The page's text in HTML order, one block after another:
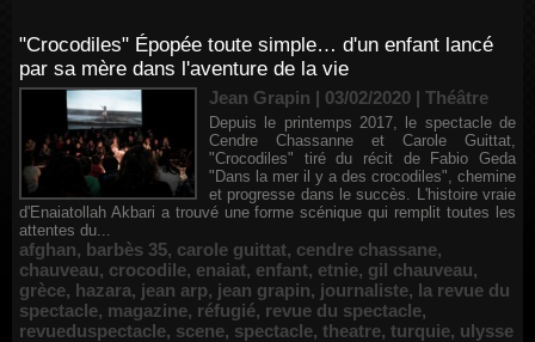
"Crocodiles" Épopée toute simple… d'un enfant lancé
par sa mère dans l'aventure de la vie
Jean Grapin | 03/02/2020 | Théâtre
Depuis le printemps 2017, le spectacle de
Cendre Chassanne et Carole Guittat,
"Crocodiles" tiré du récit de Fabio Geda
"Dans la mer il y a des crocodiles", chemine
et progresse dans le succès. L'histoire vraie
d'Enaiatollah Akbari a trouvé une forme scénique qui remplit toutes les
attentes du...
afghan, barbès 35, carole guittat, cendre chassane,
chauveau, crocodile, enaiat, enfant, etnie, gil chauveau,
grèce, hazara, jean arp, jean grapin, journaliste, la revue du
spectacle, magazine, réfugié, revue du spectacle,
revueduspectacle, scene, spectacle, theatre, turquie, ulysse